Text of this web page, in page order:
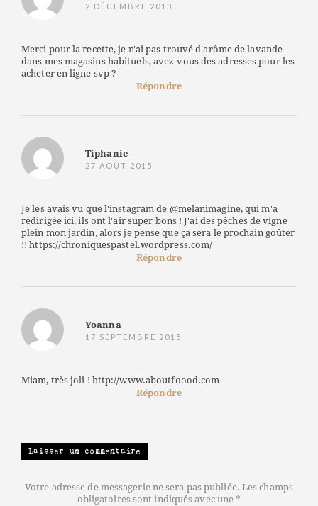
2 DÉCEMBRE 2013
Merci pour la recette, je n'ai pas trouvé d'arôme de lavande
dans mes magasins habituels, avez-vous des adresses pour les
acheter en ligne svp ?
Répondre
Tiphanie
27 AOÛT 2015
Je les avais vu que l'instagram de @melanimagine, qui m'a
redirigée ici, ils ont l'air super bons ! J'ai des pêches de vigne
plein mon jardin, alors je pense que ça sera le prochain goûter
!! https://chroniquespastel.wordpress.com/
Répondre
Yoanna
17 SEPTEMBRE 2015
Miam, très joli ! http://www.aboutfoood.com
Répondre
Laisser un commentaire
Votre adresse de messagerie ne sera pas publiée. Les champs
obligatoires sont indiqués avec une *